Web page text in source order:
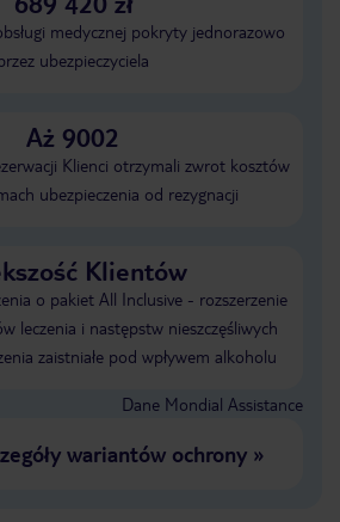
medycznej pokryty jednorazowo
ubezpieczyciela
Aż 9002
Klienci otrzymali zwrot kosztów
ubezpieczenia od rezygnacji
Klientów
o pakiet All Inclusive - rozszerzenie
leczenia i następstw nieszczęśliwych
zaistniałe pod wpływem alkoholu
Dane Mondial Assistance
wariantów ochrony»